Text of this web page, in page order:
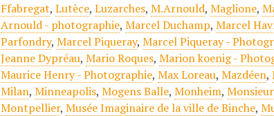
Ffabregat,Lutèce,Luzarches,M.Arnould,Maglione,
Arnould - photographie,Marcel Duchamp,Marcel
Parfondry,Marcel Piqueray,Marcel Piqueray -
Jeanne Dypréau,Mario Roques,Marion koenig -
Maurice Henry - Photographie,Max Loreau,Mazdéen,
Milan,Minneapolis,Mogens Balle,Monheim,
Montpellier,Musée Imaginaire de la ville de Binche,